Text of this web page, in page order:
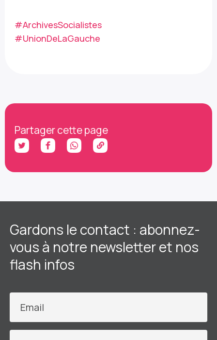
#ArchivesSocialistes
#UnionDeLaGauche
Partager cette page
Gardons le contact : abonnez-
vous à notre newsletter et nos
flash infos
Email